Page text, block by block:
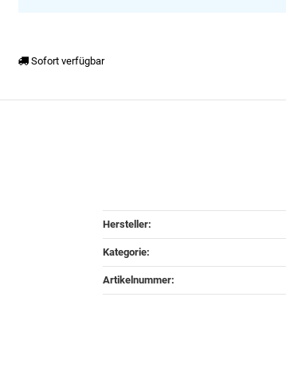
Sofort verfügbar
Hersteller:
Kategorie:
Artikelnummer: